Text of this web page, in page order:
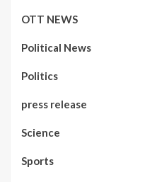
OTT NEWS
Political News
Politics
press release
Science
Sports